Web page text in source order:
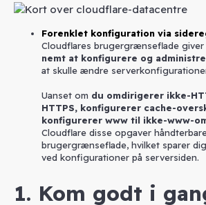
Forenklet konfiguration via
Cloudflares brugergrænseflade
nemt at konfigurere og
at skulle ændre
Uanset om du omdirigerer ikke-
HTTPS, konfigurerer cache-
konfigurerer www til ikke-www-
Cloudflare disse opgaver
brugergrænseflade, hvilket sparer
ved konfigurationer på serversiden.
1. Kom godt i